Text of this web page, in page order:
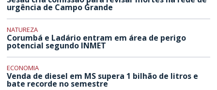
urgência de Campo Grande
NATUREZA
Corumbá e Ladário entram em área de perigo
potencial segundo INMET
ECONOMIA
Venda de diesel em MS supera 1 bilhão de litros e
bate recorde no semestre